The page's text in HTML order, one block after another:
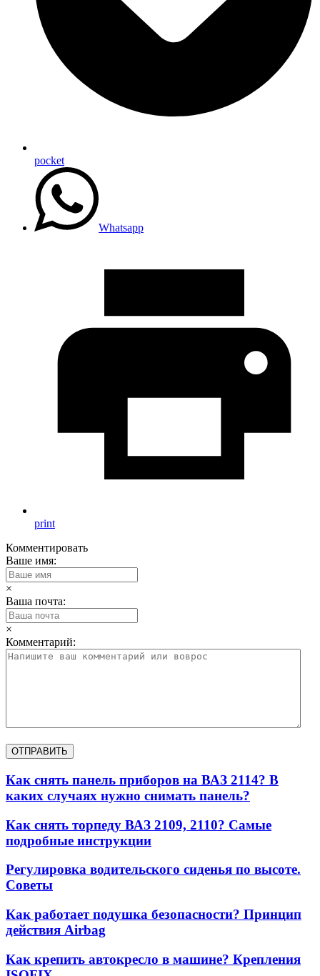
pocket
Whatsapp
print
Комментировать
Ваше имя:
×
Ваша почта:
×
Комментарий:
Как снять панель приборов на ВАЗ 2114? В
каких случаях нужно снимать панель?
Как снять торпеду ВАЗ 2109, 2110? Самые
подробные инструкции
Регулировка водительского сиденья по высоте.
Советы
Как работает подушка безопасности? Принцип
действия Airbag
Как крепить автокресло в машине? Крепления